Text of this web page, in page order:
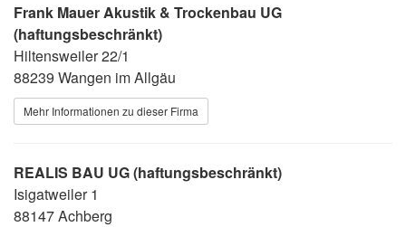
Frank Mauer Akustik & Trockenbau UG
(haftungsbeschränkt)
Hiltensweiler 22/1
88239 Wangen im Allgäu
Mehr Informationen zu dieser Firma
REALIS BAU UG (haftungsbeschränkt)
Isigatweiler 1
88147 Achberg